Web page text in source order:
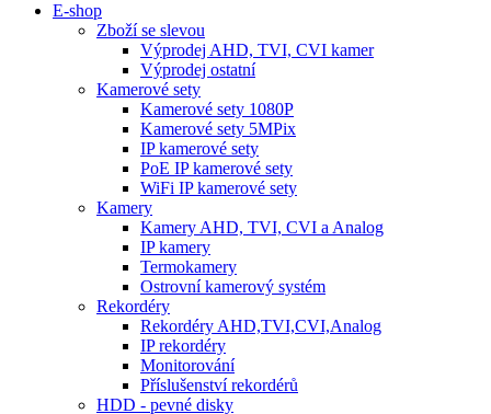
E-shop
Zboží se slevou
Výprodej AHD, TVI, CVI kamer
Výprodej ostatní
Kamerové sety
Kamerové sety 1080P
Kamerové sety 5MPix
IP kamerové sety
PoE IP kamerové sety
WiFi IP kamerové sety
Kamery
Kamery AHD, TVI, CVI a Analog
IP kamery
Termokamery
Ostrovní kamerový systém
Rekordéry
Rekordéry AHD,TVI,CVI,Analog
IP rekordéry
Monitorování
Příslušenství rekordérů
HDD - pevné disky